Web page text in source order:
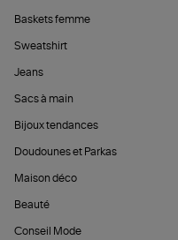
Baskets femme
Sweatshirt
Jeans
Sacs à main
Bijoux tendances
Doudounes et Parkas
Maison déco
Beauté
Conseil Mode